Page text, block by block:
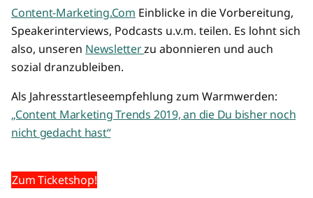
Content-Marketing.Com Einblicke in die Vorbereitung,
Speakerinterviews, Podcasts u.v.m. teilen. Es lohnt sich
also, unseren Newsletterzu abonnieren und auch
sozial dranzubleiben.
Als Jahresstartleseempfehlung zum Warmwerden:
„Content Marketing Trends 2019, an die Du bisher noch
nicht gedacht hast“
Zum Ticketshop!